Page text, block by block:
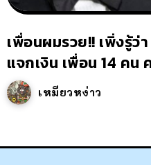
เพื่อนผมรวย!! เพิ่งรู้ว่
แจกเงิน เพื่อน 14 คน
เหมียวหง่าว